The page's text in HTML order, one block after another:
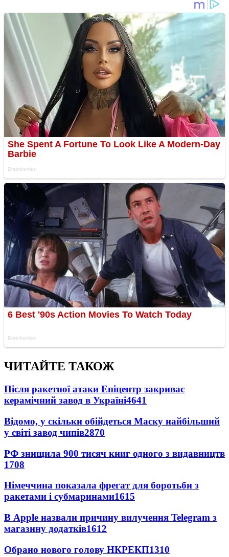
ЧИТАЙТЕ ТАКОЖ
Після ракетної атаки Епіцентр закриває
керамічний завод в Україні4641
Відомо, у скільки обійдеться Маску найбільший
у світі завод чипів2870
РФ знищила 900 тисяч книг одного з видавництв
1708
Німеччина показала фрегат для боротьби з
ракетами і субмаринами1615
В Apple назвали причину вилучення Telegram з
магазину додатків1612
Обрано нового голову НКРЕКП1310